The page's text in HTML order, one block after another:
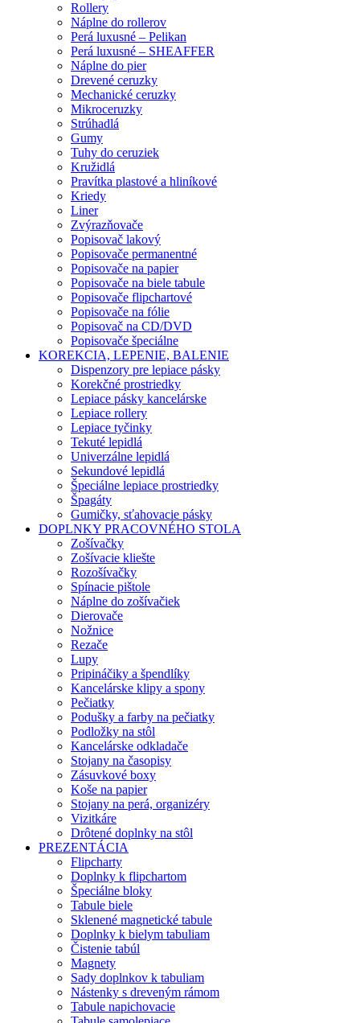
Rollery
Náplne do rollerov
Perá luxusné – Pelikan
Perá luxusné – SHEAFFER
Náplne do pier
Drevené ceruzky
Mechanické ceruzky
Mikroceruzky
Strúhadlá
Gumy
Tuhy do ceruziek
Kružidlá
Pravítka plastové a hliníkové
Kriedy
Liner
Zvýrazňovače
Popisovač lakový
Popisovače permanentné
Popisovače na papier
Popisovače na biele tabule
Popisovače flipchartové
Popisovače na fólie
Popisovač na CD/DVD
Popisovače špeciálne
KOREKCIA, LEPENIE, BALENIE
Dispenzory pre lepiace pásky
Korekčné prostriedky
Lepiace pásky kancelárske
Lepiace rollery
Lepiace tyčinky
Tekuté lepidlá
Univerzálne lepidlá
Sekundové lepidlá
Špeciálne lepiace prostriedky
Špagáty
Gumičky, sťahovacie pásky
DOPLNKY PRACOVNÉHO STOLA
Zošívačky
Zošívacie kliešte
Rozošívačky
Spínacie pištole
Náplne do zošívačiek
Dierovače
Nožnice
Rezače
Lupy
Pripináčiky a špendlíky
Kancelárske klipy a spony
Pečiatky
Podušky a farby na pečiatky
Podložky na stôl
Kancelárske odkladače
Stojany na časopisy
Zásuvkové boxy
Koše na papier
Stojany na perá, organizéry
Vizitkáre
Drôtené doplnky na stôl
PREZENTÁCIA
Flipcharty
Doplnky k flipchartom
Špeciálne bloky
Tabule biele
Sklenené magnetické tabule
Doplnky k bielym tabuliam
Čistenie tabúl
Magnety
Sady doplnkov k tabuliam
Nástenky s dreveným rámom
Tabule napichovacie